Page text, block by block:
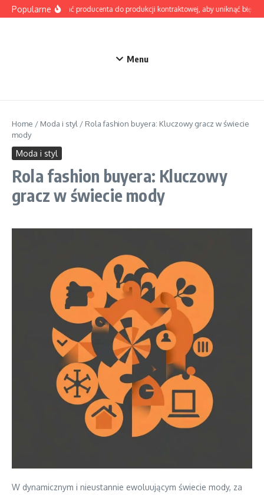
Przejdź do treści
PopularneJak wybrać producenta do produkcji kontraktowej, aby uniknąć błędów
Menu
Home / Moda i styl / Rola fashion buyera: Kluczowy gracz w świecie
mody
Moda i styl
Rola fashion buyera: Kluczowy
gracz w świecie mody
W dynamicznym i nieustannie ewoluującym świecie mody, za